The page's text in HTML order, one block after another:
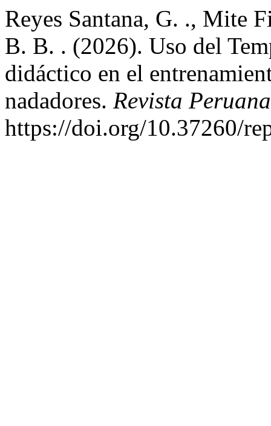
Reyes Santana, G. ., Mite
B. B. . (2026). Uso del
didáctico en el
nadadores. Revista
https://doi.org/10.37260/